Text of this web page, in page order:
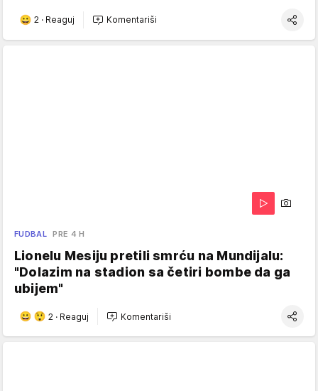
2 · Reaguj Komentariši
FUDBAL PRE 4 H
Lionelu Mesiju pretili smrću na Mundijalu:
"Dolazim na stadion sa četiri bombe da ga
ubijem"
2 · Reaguj Komentariši